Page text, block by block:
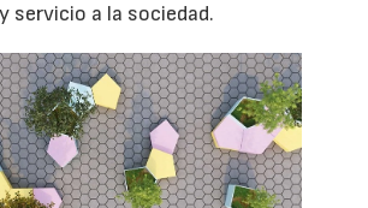
servicio a la sociedad.